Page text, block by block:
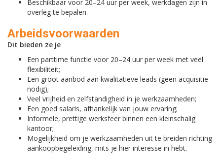
Beschikbaar voor 20–24 uur per week, werkdagen zijn in
overleg te bepalen.
Arbeidsvoorwaarden
Dit bieden ze je
Een parttime functie voor 20–24 uur per week met veel
flexibiliteit;
Een groot aanbod aan kwalitatieve leads (geen acquisitie
nodig);
Veel vrijheid en zelfstandigheid in je werkzaamheden;
Een goed salaris, afhankelijk van jouw ervaring;
Informele, prettige werksfeer binnen een kleinschalig
kantoor;
Mogelijkheid om je werkzaamheden uit te breiden richting
aankoopbegeleiding, mits je hier interesse in hebt.